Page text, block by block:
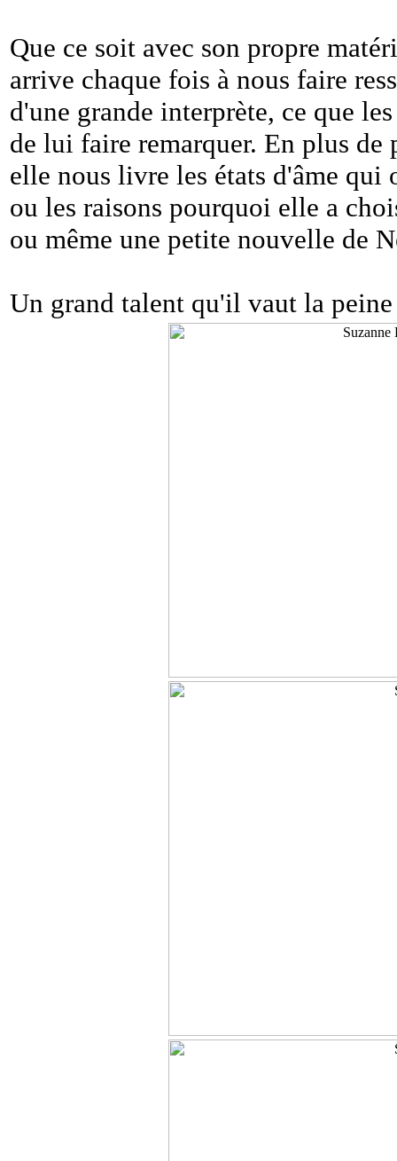
Que ce soit avec son propre
arrive chaque fois à nous faire
d'une grande interprète, ce que
de lui faire remarquer. En plus de
elle nous livre les états d'âme qui
ou les raisons pourquoi elle a
ou même une petite nouvelle de
Un grand talent qu'il vaut la